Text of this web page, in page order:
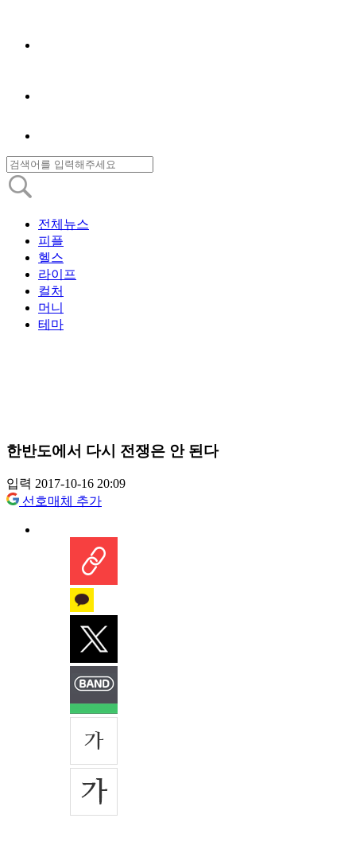
전체뉴스
피플
헬스
라이프
컬처
머니
테마
한반도에서 다시 전쟁은 안 된다
입력 2017-10-16 20:09
선호매체 추가